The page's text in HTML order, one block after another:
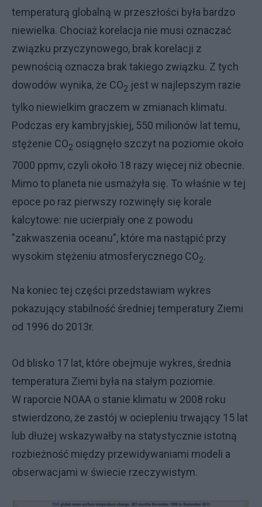
temperaturą globalną w przeszłości była bardzo
niewielka. Chociaż korelacja nie musi oznaczać
związku przyczynowego, brak korelacji z
pewnością oznacza brak takiego związku. Z tych
dowodów wynika, że CO2 jest w najlepszym razie
tylko niewielkim graczem w zmianach klimatu.
Podczas ery kambryjskiej, 550 milionów lat temu,
stężenie CO2 osiągnęło szczyt na poziomie około
7000 ppmv, czyli około 18 razy więcej niż obecnie.
Mimo to planeta nie usmażyła się. To właśnie w tej
epoce po raz pierwszy rozwinęły się korale
kalcytowe: nie ucierpiały one z powodu
"zakwaszenia oceanu", które ma nastąpić przy
wysokim stężeniu atmosferycznego CO2.
Na koniec tej części przedstawiam wykres
pokazujący stabilność średniej temperatury Ziemi
od 1996 do 2013r.
Od blisko 17 lat, które obejmuje wykres, średnia
temperatura Ziemi była na stałym poziomie.
W raporcie NOAA o stanie klimatu w 2008 roku
stwierdzono, że zastój w ociepleniu trwający 15 lat
lub dłużej wskazywałby na statystycznie istotną
rozbieżność między przewidywaniami modeli a
obserwacjami w świecie rzeczywistym.